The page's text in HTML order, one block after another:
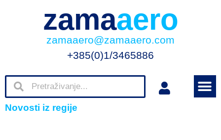
zamaaero
zamaaero@zamaaero.com
+385(0)1/3465886
Novosti iz regije